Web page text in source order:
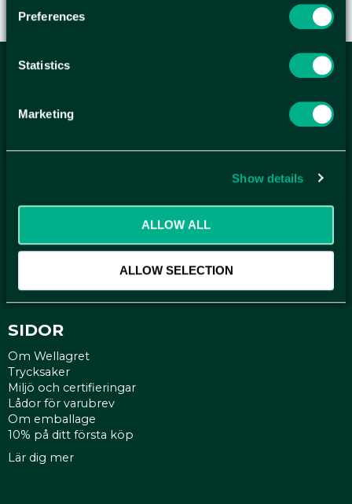
Preferences
Statistics
Marketing
Show details
ALLOW ALL
ALLOW SELECTION
ANMÄL DIG HÄR TILL WELLAGRETS
NYHETSBREV
handla smartare helt enkelt.
Köpvillkor
SIDOR
Om Wellagret
Trycksaker
Miljö och certifieringar
Lådor för varubrev
Om emballage
10% på ditt första köp
Lär dig mer